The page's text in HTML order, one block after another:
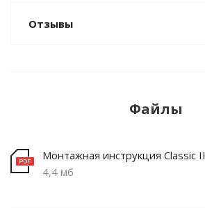
Отзывы
Файлы
Монтажная инструкция Classic II
4,4 мб